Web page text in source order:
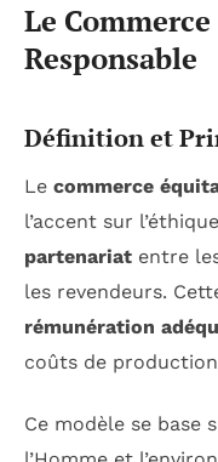
Le
Responsable
Définition et
Le commerce
l’accent sur
partenariat entre
les revendeurs.
rémunération
coûts de
Ce modèle se base